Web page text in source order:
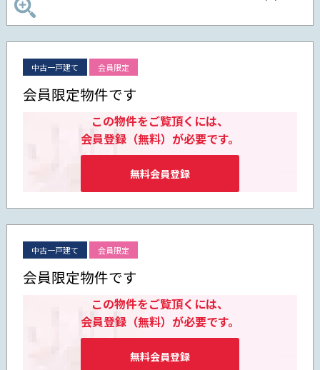
中古一戸建て 会員限定
会員限定物件です
この物件をご覧頂くには、
会員登録（無料）が必要です。
無料会員登録
中古一戸建て 会員限定
会員限定物件です
この物件をご覧頂くには、
会員登録（無料）が必要です。
無料会員登録